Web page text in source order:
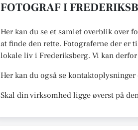
FOTOGRAF I
Her kan du se et samlet overblik over
at finde den rette. Fotograferne der er
lokale liv i Frederiksberg. Vi kan
Her kan du også se
Skal din virksomhed ligge øverst på